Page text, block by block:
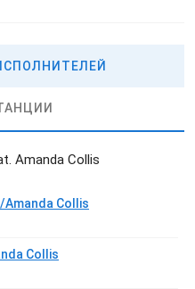
Amanda Collis
Amanda Collis
Collis